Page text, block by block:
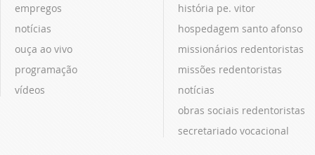
empregos
notícias
ouça ao vivo
programação
vídeos
história pe. vitor
hospedagem santo afonso
missionários redentoristas
missões redentoristas
notícias
obras sociais redentoristas
secretariado vocacional